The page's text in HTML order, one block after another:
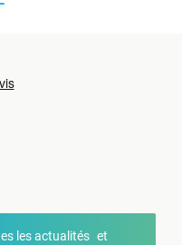
les actualités et